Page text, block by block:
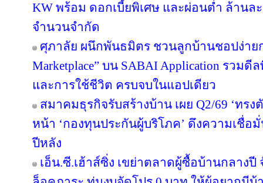
KW พร้อม ดอกเบี้ยพิเศษ และผ่อนต่ำ ล้านล
จำนวนจำกัด
ศุภาลัย ผนึกพันธมิตร ชวนลูกบ้านชอปง่ายก
Marketplace” บน SABAI Application รวม
และการใช้ชีวิต ครบจบในแอปเดียว
สมาคมธุรกิจรับสร้างบ้าน เผย Q2/69 ‘ทร
หน้า ‘กองทุนประกันผู้บริโภค’ ดึงความเชื่
ปีหลัง
เอ็น.ซี.เฮ้าส์ซิ่ง เขย่าตลาดผู้ซื้อบ้านกลาง